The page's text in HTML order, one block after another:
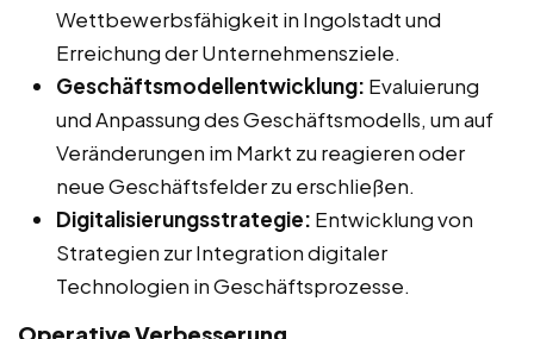
Wettbewerbsfähigkeit in Ingolstadt und
Erreichung der Unternehmensziele.
Geschäftsmodellentwicklung: Evaluierung
und Anpassung des Geschäftsmodells, um auf
Veränderungen im Markt zu reagieren oder
neue Geschäftsfelder zu erschließen.
Digitalisierungsstrategie: Entwicklung von
Strategien zur Integration digitaler
Technologien in Geschäftsprozesse.